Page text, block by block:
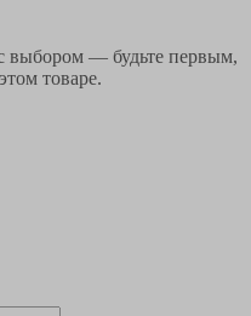
выбором — будьте первым,
товаре.